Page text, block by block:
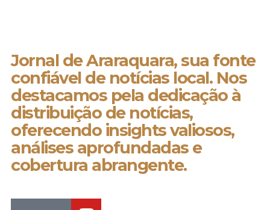
Jornal de Araraquara, sua fonte
confiável de notícias local. Nos
destacamos pela dedicação à
distribuição de notícias,
oferecendo insights valiosos,
análises aprofundadas e
cobertura abrangente.